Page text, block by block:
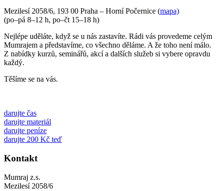
Mezilesí 2058/6, 193 00 Praha – Horní Počernice (mapa)
(po–pá 8–12 h, po–čt 15–18 h)
Nejlépe uděláte, když se u nás zastavíte. Rádi vás provedeme celým
Mumrajem a představíme, co všechno děláme. A že toho není málo.
Z nabídky kurzů, seminářů, akcí a dalších služeb si vybere opravdu
každý.
Těšíme se na vás.
darujte čas
darujte materiál
darujte peníze
darujte 200 Kč teď
Kontakt
Mumraj z.s.
Mezilesí 2058/6